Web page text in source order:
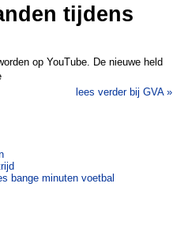
tijdens
op YouTube. De nieuwe held
lees verder bij GVA »
bange minuten voetbal